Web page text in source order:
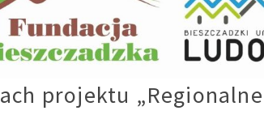
projektu